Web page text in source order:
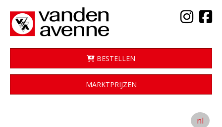
BESTELLEN
MARKTPRIJZEN
nl